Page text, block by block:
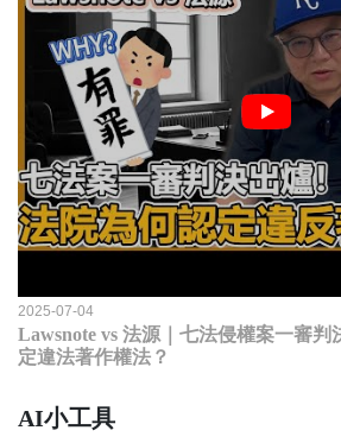
2025-07-04
Lawsnote vs 法源｜七法侵權案一審判
定違法著作權法？
AI小工具